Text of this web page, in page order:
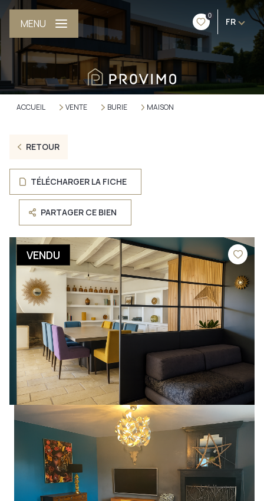
0
FR
MENU
ACCUEIL VENTE BURIE MAISON
RETOUR
TÉLÉCHARGER LA FICHE
PARTAGER CE BIEN
VENDU